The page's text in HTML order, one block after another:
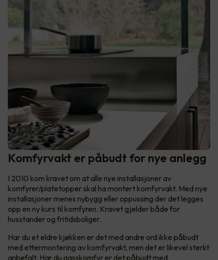
Komfyrvakt er påbudt for nye anlegg
I 2010 kom kravet om at alle nye installasjoner av
komfyrer/platetopper skal ha montert komfyrvakt. Med nye
installasjoner menes nybygg eller oppussing der det legges
opp en ny kurs til komfyren. Kravet gjelder både for
husstander og fritidsboliger.
Har du et eldre kjøkken er det med andre ord ikke påbudt
med ettermontering av komfyrvakt, men det er likevel sterkt
anbefalt. Har du gasskomfyr er det påbudt med